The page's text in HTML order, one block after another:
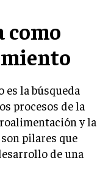
como
la búsqueda
procesos de la
y la
pilares que
de una